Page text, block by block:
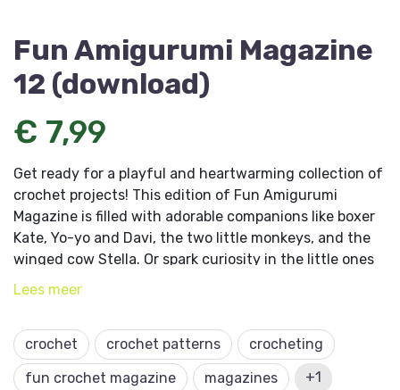
Fun Amigurumi Magazine
12 (download)
€ 7,99
Get ready for a playful and heartwarming collection of
crochet projects! This edition of Fun Amigurumi
Magazine is filled with adorable companions like boxer
Kate, Yo-yo and Davi, the two little monkeys, and the
winged cow Stella. Or spark curiosity in the little ones
with the sensory toys, a lion and some fish, or the
days with creativity and joy. Happy crocheting!
Please note that you are purchasing a download
Lees meer
crochet crochet patterns
crocheting
fun crochet magazine
magazines +1